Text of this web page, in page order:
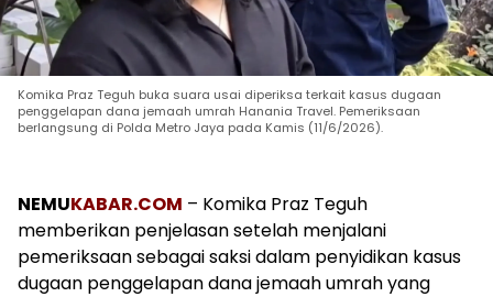
Komika Praz Teguh buka suara usai diperiksa terkait kasus dugaan
penggelapan dana jemaah umrah Hanania Travel. Pemeriksaan
berlangsung di Polda Metro Jaya pada Kamis (11/6/2026).
NEMUKABAR.COM – Komika Praz Teguh
memberikan penjelasan setelah menjalani
pemeriksaan sebagai saksi dalam penyidikan kasus
dugaan penggelapan dana jemaah umrah yang